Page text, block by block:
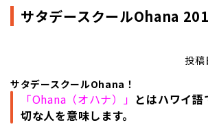
サタデースクールOhana
投
サタデースクールOhana！
「Ohana（オハナ）」 とはハワイ
切な人を意味します。